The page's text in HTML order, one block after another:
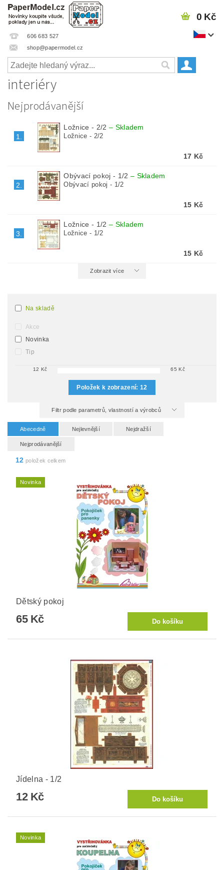
606 683 527
shop@papermodel.cz
0 Kč
interiéry
Nejprodávanější
1.
Ložnice - 2/2 – Skladem
Ložnice - 2/2
17 Kč
2.
Obývací pokoj - 1/2 – Skladem
Obývací pokoj - 1/2
15 Kč
3.
Ložnice - 1/2 – Skladem
Ložnice - 1/2
15 Kč
Zobrazit více
Na skladě
Akce
Novinka
Tip
12 Kč 65 Kč
Položek k zobrazení:12
Filtr podle parametrů, vlastností a výrobců
Abecedně Nejlevnější Nejdražší
Nejprodávanější
12 položek celkem
Novinka
Dětský pokoj
65 Kč
Jídelna - 1/2
12 Kč
Novinka